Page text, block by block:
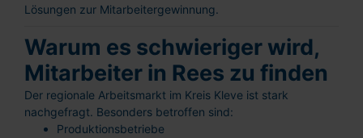
Lösungen zur Mitarbeitergewinnung.
Warum es schwieriger wird,
Mitarbeiter in Rees zu finden
Der regionale Arbeitsmarkt im Kreis Kleve ist stark
nachgefragt. Besonders betroffen sind:
Produktionsbetriebe